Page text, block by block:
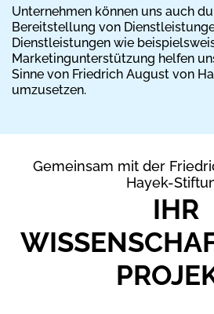
Unternehmen können uns auch
Bereitstellung von
Dienstleistungen wie
Marketingunterstützung helfen
Sinne von Friedrich August von
umzusetzen.
IHR
Gemeinsam mit der
Hayek-